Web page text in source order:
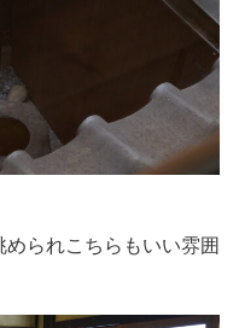
られこちらもいい雰囲